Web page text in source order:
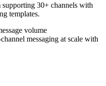
30+ channels with
templates.
volume
messaging at scale with